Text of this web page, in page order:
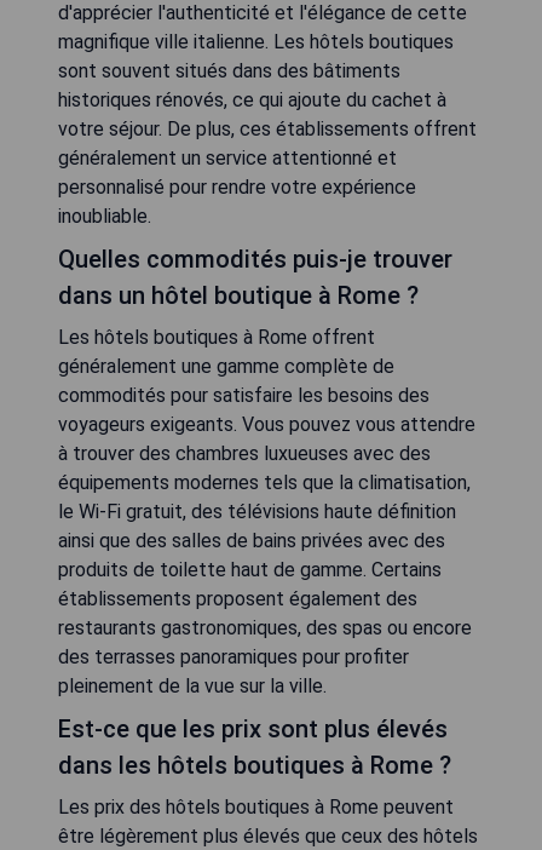
d'apprécier l'authenticité et l'élégance de cette
magnifique ville italienne. Les hôtels boutiques
sont souvent situés dans des bâtiments
historiques rénovés, ce qui ajoute du cachet à
votre séjour. De plus, ces établissements offrent
généralement un service attentionné et
personnalisé pour rendre votre expérience
inoubliable.
Quelles commodités puis-je trouver
dans un hôtel boutique à Rome ?
Les hôtels boutiques à Rome offrent
généralement une gamme complète de
commodités pour satisfaire les besoins des
voyageurs exigeants. Vous pouvez vous attendre
à trouver des chambres luxueuses avec des
équipements modernes tels que la climatisation,
le Wi-Fi gratuit, des télévisions haute définition
ainsi que des salles de bains privées avec des
produits de toilette haut de gamme. Certains
établissements proposent également des
restaurants gastronomiques, des spas ou encore
des terrasses panoramiques pour profiter
pleinement de la vue sur la ville.
Est-ce que les prix sont plus élevés
dans les hôtels boutiques à Rome ?
Les prix des hôtels boutiques à Rome peuvent
être légèrement plus élevés que ceux des hôtels